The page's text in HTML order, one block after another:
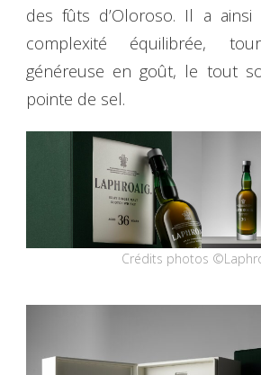
des fûts d’Oloroso. Il a ainsi
complexité équilibrée,
généreuse en goût, le tout
pointe de sel.
Crédits photos